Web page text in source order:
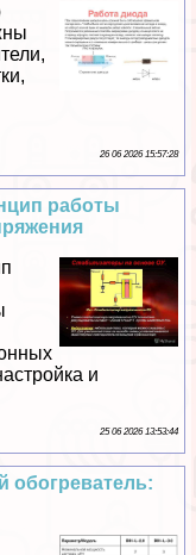
26 06 2026 15:57:28
работы
и
25 06 2026 13:53:44
обогреватель: